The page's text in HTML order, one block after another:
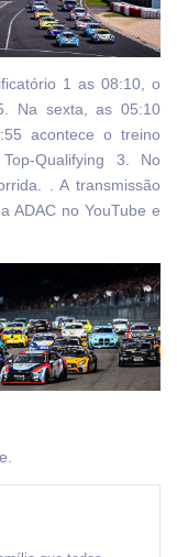
1 as 08:10, o
Na sexta, as 05:10
acontece o treino
Qualifying 3. No
. A transmissão
ADAC no YouTube e